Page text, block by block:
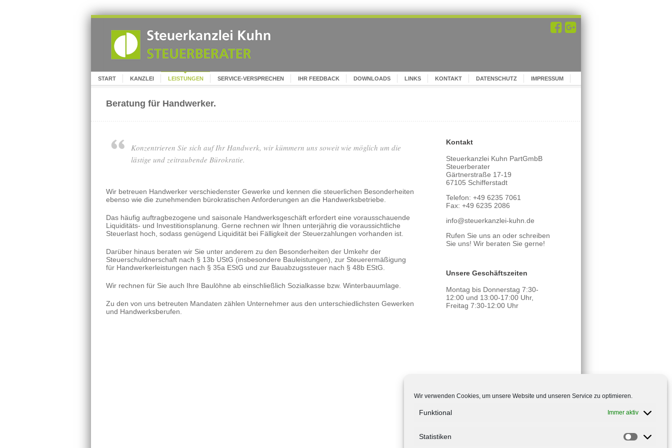
Wir verwenden Cookies, um unsere Website und unseren Service zu optimieren.
Funktional Immer aktiv
Statistiken
START KANZLEI LEISTUNGEN SERVICE-VERSPRECHEN IHR FEEDBACK DOWNLOADS LINKS KONTAKT DATENSCHUTZ IMPRESSUM
Beratung für Handwerker.
Konzentrieren Sie sich auf Ihr Handwerk, wir kümmern uns soweit wie möglich um die
lästige und zeitraubende Bürokratie.
Wir betreuen Handwerker verschiedenster Gewerke und kennen die steuerlichen Besonderheiten
ebenso wie die zunehmenden bürokratischen Anforderungen an die Handwerksbetriebe.
Das häufig auftragbezogene und saisonale Handwerksgeschäft erfordert eine vorausschauende
Liquiditäts- und Investitionsplanung. Gerne rechnen wir Ihnen unterjährig die voraussichtliche
Steuerlast hoch, sodass genügend Liquidität bei Fälligkeit der Steuerzahlungen vorhanden ist.
Darüber hinaus beraten wir Sie unter anderem zu den Besonderheiten der Umkehr der
Steuerschuldnerschaft nach § 13b UStG (insbesondere Bauleistungen), zur Steuerermäßigung
für Handwerkerleistungen nach § 35a EStG und zur Bauabzugssteuer nach § 48b EStG.
Wir rechnen für Sie auch Ihre Baulöhne ab einschließlich Sozialkasse bzw. Winterbauumlage.
Zu den von uns betreuten Mandaten zählen Unternehmer aus den unterschiedlichsten Gewerken
und Handwerksberufen.
Kontakt
Steuerkanzlei Kuhn PartGmbB
Steuerberater
Gärtnerstraße 17-19
67105 Schifferstadt
Telefon: +49 6235 7061
Fax: +49 6235 2086
info@steuerkanzlei-kuhn.de
Rufen Sie uns an oder schreiben
Sie uns! Wir beraten Sie gerne!
Unsere Geschäftszeiten
Montag bis Donnerstag 7:30-
12:00 und 13:00-17:00 Uhr,
Freitag 7:30-12:00 Uhr